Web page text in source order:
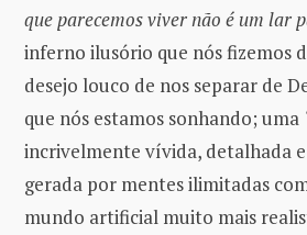
que parecemos viver não é um lar
inferno ilusório que nós fizemos
desejo louco de nos separar de
que nós estamos sonhando; uma
incrivelmente vívida, detalhada
gerada por mentes ilimitadas
mundo artificial muito mais